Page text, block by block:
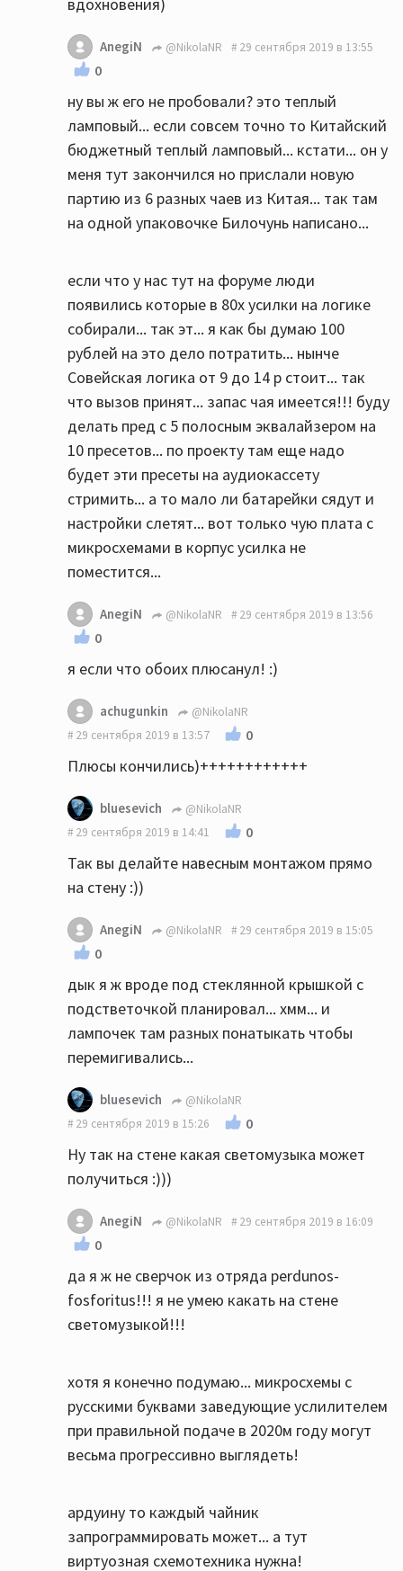
вдохновения)
AnegiN @NikolaNR 29 сентября 2019 в 13:55
0
ну вы ж его не пробовали? это теплый
ламповый... если совсем точно то Китайский
бюджетный теплый ламповый... кстати... он у
меня тут закончился но прислали новую
партию из 6 разных чаев из Китая... так там
на одной упаковочке Билочунь написано...
если что у нас тут на форуме люди
появились которые в 80х усилки на логике
собирали... так эт... я как бы думаю 100
рублей на это дело потратить... нынче
Совейская логика от 9 до 14 р стоит... так
что вызов принят... запас чая имеется!!! буду
делать пред с 5 полосным эквалайзером на
10 пресетов... по проекту там еще надо
будет эти пресеты на аудиокассету
стримить... а то мало ли батарейки сядут и
настройки слетят... вот только чую плата с
микросхемами в корпус усилка не
поместится...
AnegiN @NikolaNR 29 сентября 2019 в 13:56
0
я если что обоих плюсанул! :)
achugunkin
@NikolaNR
29 сентября 2019 в 13:57
0
Плюсы кончились)++++++++++++
bluesevich
@NikolaNR
29 сентября 2019 в 14:41
0
Так вы делайте навесным монтажом прямо
на стену :))
AnegiN @NikolaNR 29 сентября 2019 в 15:05
0
дык я ж вроде под стеклянной крышкой с
подстветочкой планировал... хмм... и
лампочек там разных понатыкать чтобы
перемигивались...
bluesevich
@NikolaNR
29 сентября 2019 в 15:26
0
Ну так на стене какая светомузыка может
получиться :)))
AnegiN @NikolaNR 29 сентября 2019 в 16:09
0
да я ж не сверчок из отряда perdunos-
fosforitus!!! я не умею какать на стене
светомузыкой!!!
хотя я конечно подумаю... микросхемы с
русскими буквами заведующие услилителем
при правильной подаче в 2020м году могут
весьма прогрессивно выглядеть!
ардуину то каждый чайник
запрограммировать может... а тут
виртуозная схемотехника нужна!